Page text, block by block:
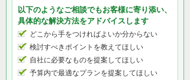
以下のようなご相談でもお客様に寄り添い、
具体的な解決方法をアドバイスします
どこから手をつければよいか分からない
検討すべきポイントを教えてほしい
自社に必要なものを提案してほしい
予算内で最適なプランを提案してほしい